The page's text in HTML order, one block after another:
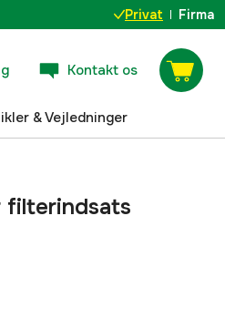
Privat Firma
Kontakt os
& Vejledninger
filterindsats